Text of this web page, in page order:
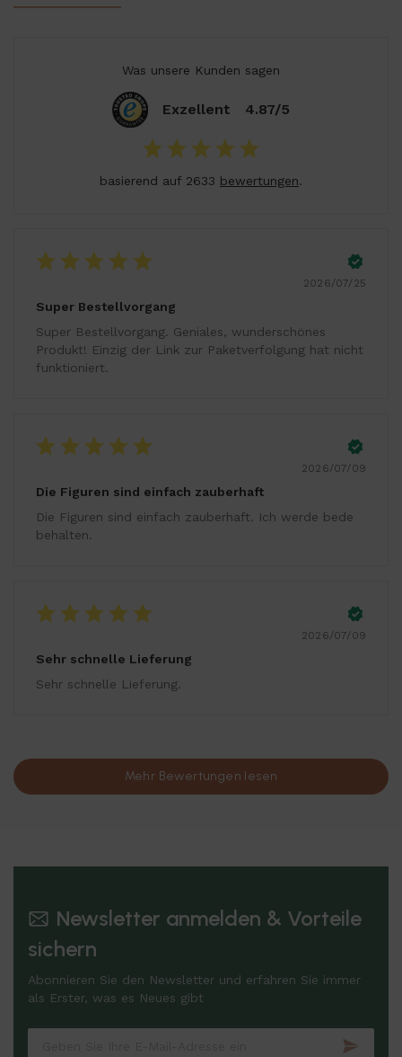
Was unsere Kunden sagen
Exzellent 4.87/5
basierend auf 2633 bewertungen.
2026/07/25
Super Bestellvorgang
Super Bestellvorgang. Geniales, wunderschönes
Produkt! Einzig der Link zur Paketverfolgung hat nicht
funktioniert.
2026/07/09
Die Figuren sind einfach zauberhaft
Die Figuren sind einfach zauberhaft. Ich werde bede
behalten.
2026/07/09
Sehr schnelle Lieferung
Sehr schnelle Lieferung.
Mehr Bewertungen lesen
Newsletter anmelden & Vorteile
sichern
Abonnieren Sie den Newsletter und erfahren Sie immer
als Erster, was es Neues gibt